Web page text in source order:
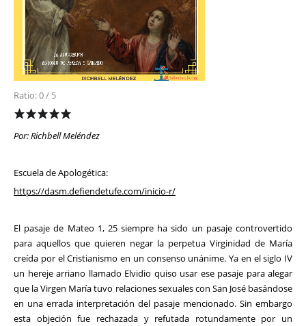
Ratio: 0 / 5
Por: Richbell Meléndez
Escuela de Apologética:
https://dasm.defiendetufe.com/inicio-r/
El pasaje de Mateo 1, 25 siempre ha sido un pasaje controvertido
para aquellos que quieren negar la perpetua Virginidad de María
creída por el Cristianismo en un consenso unánime. Ya en el siglo IV
un hereje arriano llamado Elvidio quiso usar ese pasaje para alegar
que la Virgen María tuvo relaciones sexuales con San José basándose
en una errada interpretación del pasaje mencionado. Sin embargo
esta objeción fue rechazada y refutada rotundamente por un